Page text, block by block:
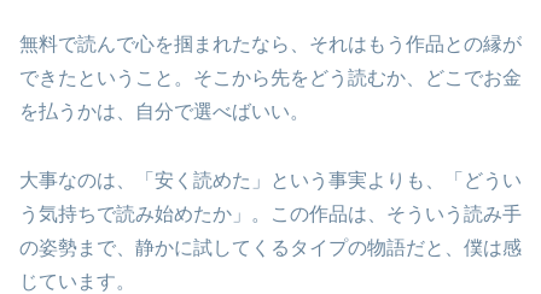
無料で読んで心を掴まれたなら、それはもう作品との縁が
できたということ。そこから先をどう読むか、どこでお金
を払うかは、自分で選べばいい。
大事なのは、「安く読めた」という事実よりも、「どうい
う気持ちで読み始めたか」。この作品は、そういう読み手
の姿勢まで、静かに試してくるタイプの物語だと、僕は感
じています。